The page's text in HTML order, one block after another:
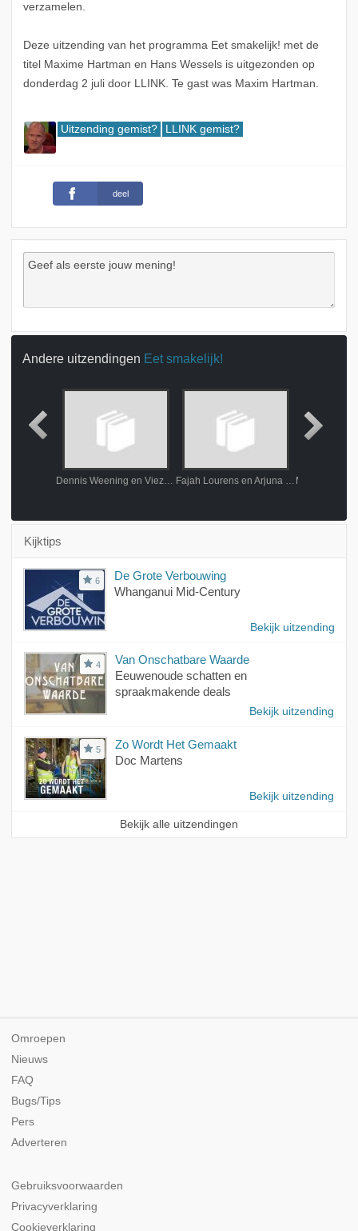
verzamelen.
Deze uitzending van het programma Eet smakelijk! met de
titel Maxime Hartman en Hans Wessels is uitgezonden op
donderdag 2 juli door LLINK. Te gast was Maxim Hartman.
Uitzending gemist? LLINK gemist?
deel
Andere uitzendingen Eet smakelijk!
Dennis Weening en Vieze Fur Fajah Lourens en Arjuna Schiks
Kijktips
6
De Grote Verbouwing
Whanganui Mid-Century
Bekijk uitzending
4
Van Onschatbare Waarde
Eeuwenoude schatten en
spraakmakende deals
Bekijk uitzending
5
Zo Wordt Het Gemaakt
Doc Martens
Bekijk uitzending
Bekijk alle uitzendingen
Omroepen
Nieuws
FAQ
Bugs/Tips
Pers
Adverteren
Gebruiksvoorwaarden
Privacyverklaring
Cookieverklaring